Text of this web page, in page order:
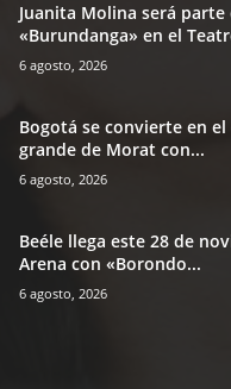
Juanita Molina será parte
«Burundanga» en el
6 agosto, 2026
Bogotá se convierte en
grande de Morat con...
6 agosto, 2026
Beéle llega este 28 de
Arena con «Borondo...
6 agosto, 2026